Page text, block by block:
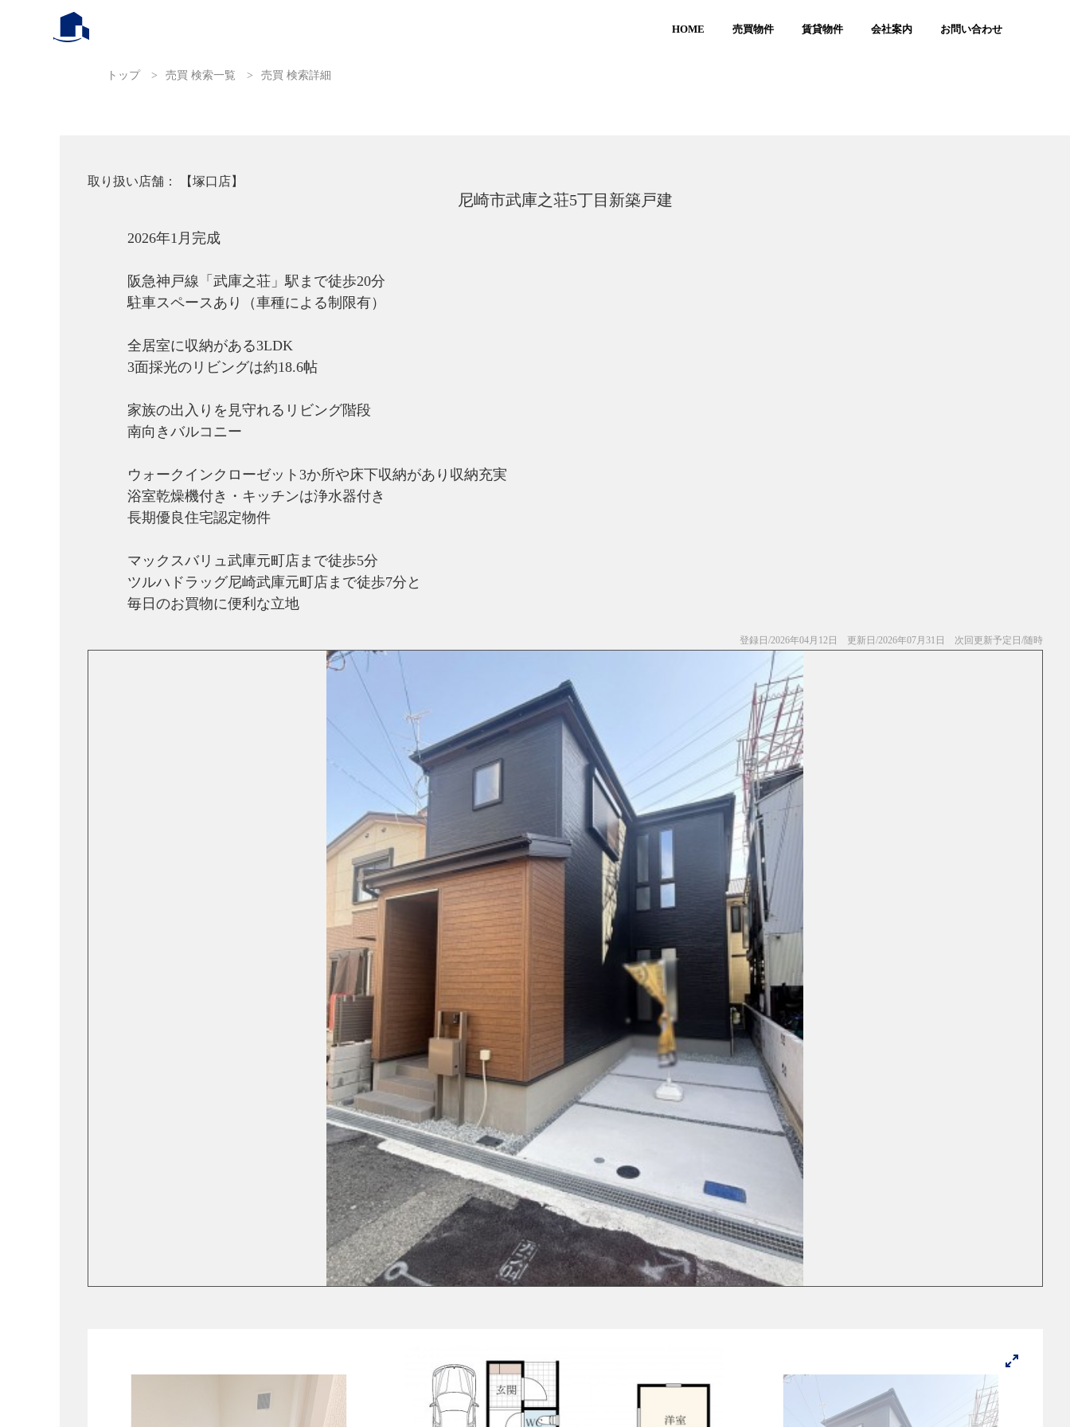
HOME 売買物件 賃貸物件 会社案内 お問い合わせ
トップ > 売買 検索一覧 > 売買 検索詳細
取り扱い店舗： 【塚口店】
尼崎市武庫之荘5丁目新築戸建
2026年1月完成
阪急神戸線「武庫之荘」駅まで徒歩20分
駐車スペースあり（車種による制限有）
全居室に収納がある3LDK
3面採光のリビングは約18.6帖
家族の出入りを見守れるリビング階段
南向きバルコニー
ウォークインクローゼット3か所や床下収納があり収納充実
浴室乾燥機付き・キッチンは浄水器付き
長期優良住宅認定物件
マックスバリュ武庫元町店まで徒歩5分
ツルハドラッグ尼崎武庫元町店まで徒歩7分と
毎日のお買物に便利な立地
登録日/2026年04月12日 更新日/2026年07月31日 次回更新予定日/随時